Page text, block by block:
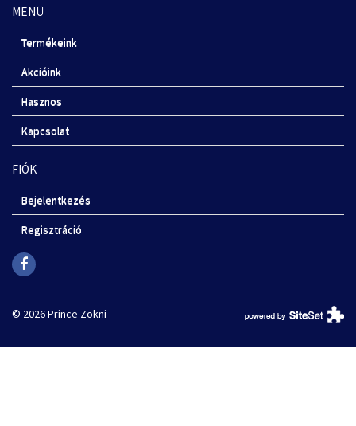
MENÜ
Termékeink
Akcióink
Hasznos
Kapcsolat
FIÓK
Bejelentkezés
Regisztráció
© 2026 Prince Zokni